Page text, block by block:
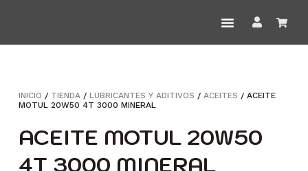
INICIO / TIENDA / LUBRICANTES Y ADITIVOS / ACEITES / ACEITE
MOTUL 20W50 4T 3000 MINERAL
ACEITE MOTUL 20W50
4T 3000 MINERAL